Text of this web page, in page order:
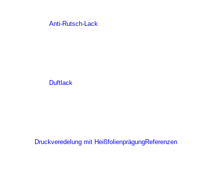
Anti-Rutsch-Lack
Duftlack
Druckveredelung mit HeißfolienprägungReferenzen